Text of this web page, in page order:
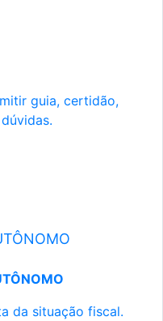
guia, certidão,
da situação fiscal.